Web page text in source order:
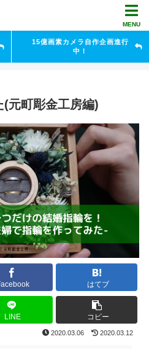
MENU
15億画素カメラ自作企画進行
中！
元町彫金工房編)
はてブ
LINE コピー
2020.03.06 2020.03.12